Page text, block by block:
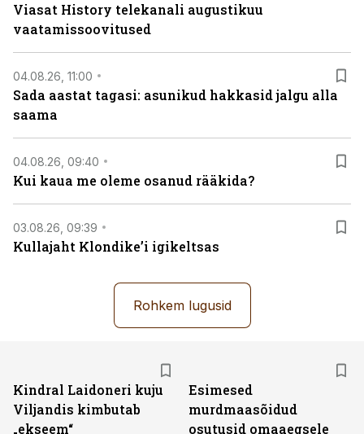
Viasat History telekanali augustikuu
vaatamissoovitused
04.08.26, 11:00
Sada aastat tagasi: asunikud hakkasid jalgu alla
saama
04.08.26, 09:40
Kui kaua me oleme osanud rääkida?
03.08.26, 09:39
Kullajaht Klondike’i igikeltsas
Rohkem lugusid
Kindral Laidoneri kuju
Viljandis kimbutab
„ekseem“
Esimesed
murdmaasõidud
osutusid omaaegsele